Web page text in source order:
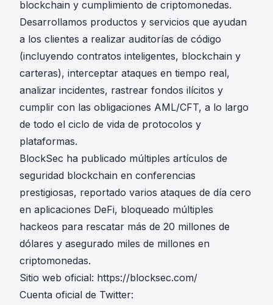
blockchain y cumplimiento de criptomonedas.
Desarrollamos productos y servicios que ayudan
a los clientes a realizar auditorías de código
(incluyendo contratos inteligentes, blockchain y
carteras), interceptar ataques en tiempo real,
analizar incidentes, rastrear fondos ilícitos y
cumplir con las obligaciones AML/CFT, a lo largo
de todo el ciclo de vida de protocolos y
plataformas.
BlockSec ha publicado múltiples artículos de
seguridad blockchain en conferencias
prestigiosas, reportado varios ataques de día cero
en aplicaciones DeFi, bloqueado múltiples
hackeos para rescatar más de 20 millones de
dólares y asegurado miles de millones en
criptomonedas.
Sitio web oficial: https://blocksec.com/
Cuenta oficial de Twitter: